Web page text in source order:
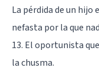
La pérdida de un
nefasta por la que
13. El oportunista
la chusma.